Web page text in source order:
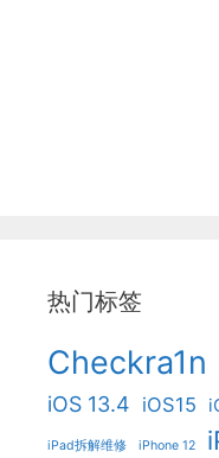
热门标签
Checkra1n
iOS 13.4 iOS15
iPad拆解维修 iPhone 12